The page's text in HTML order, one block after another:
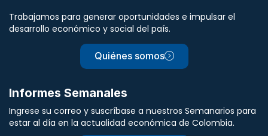
Trabajamos para generar oportunidades e impulsar el
desarrollo económico y social del país.
Quiénes somos
Informes Semanales
Ingrese su correo y suscríbase a nuestros Semanarios para
estar al día en la actualidad económica de Colombia.